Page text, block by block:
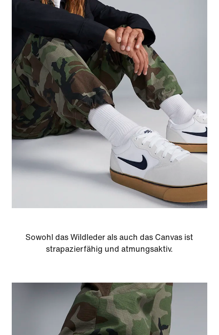
Sowohl das Wildleder als auch das Canvas ist
strapazierfähig und atmungsaktiv.